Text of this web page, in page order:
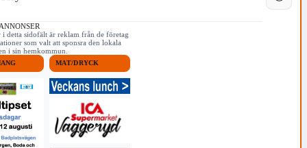
detta sidofält är reklam från de företag
som valt att sponsra den lokala
i sin hemkommun.
MAT/DRYCK